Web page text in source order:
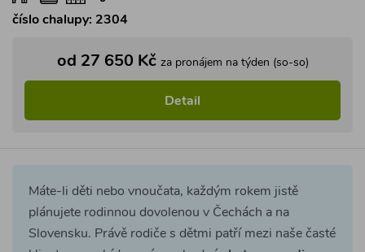
číslo chalupy: 2304
od 27 650 Kč za pronájem na týden (so-so)
Detail
Máte-li děti nebo vnoučata, každým rokem jistě
plánujete rodinnou dovolenou v Čechách a na
Slovensku. Právě rodiče s dětmi patří mezi naše časté